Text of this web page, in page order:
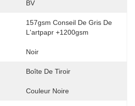
BV
157gsm Conseil De Gris De
L'artpapr +1200gsm
Noir
Boîte De Tiroir
Couleur Noire